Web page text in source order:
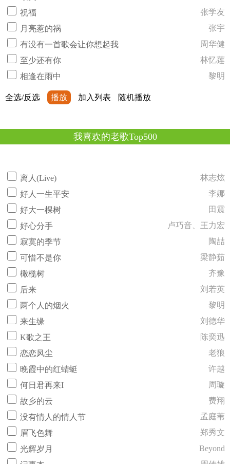
祝福
张学友
月亮惹的祸
张宇
有没有一首歌会让你想起我
周华健
至少还有你
林忆莲
相逢在雨中
黎明
全选/反选 播放 加入列表 随机播放
我喜欢的老歌Top500
离人(Live)
林志炫
好人一生平安
李娜
好大一棵树
田震
好心分手
卢巧音、王力宏
寂寞的季节
陶喆
可惜不是你
梁静茹
橄榄树
齐豫
后来
刘若英
两个人的烟火
黎明
来生缘
刘德华
K歌之王
陈奕迅
恋恋风尘
老狼
晚霞中的红蜻蜓
许越
何日君再来I
周璇
故乡的云
费翔
没有情人的情人节
孟庭苇
眉飞色舞
郑秀文
光辉岁月
Beyond